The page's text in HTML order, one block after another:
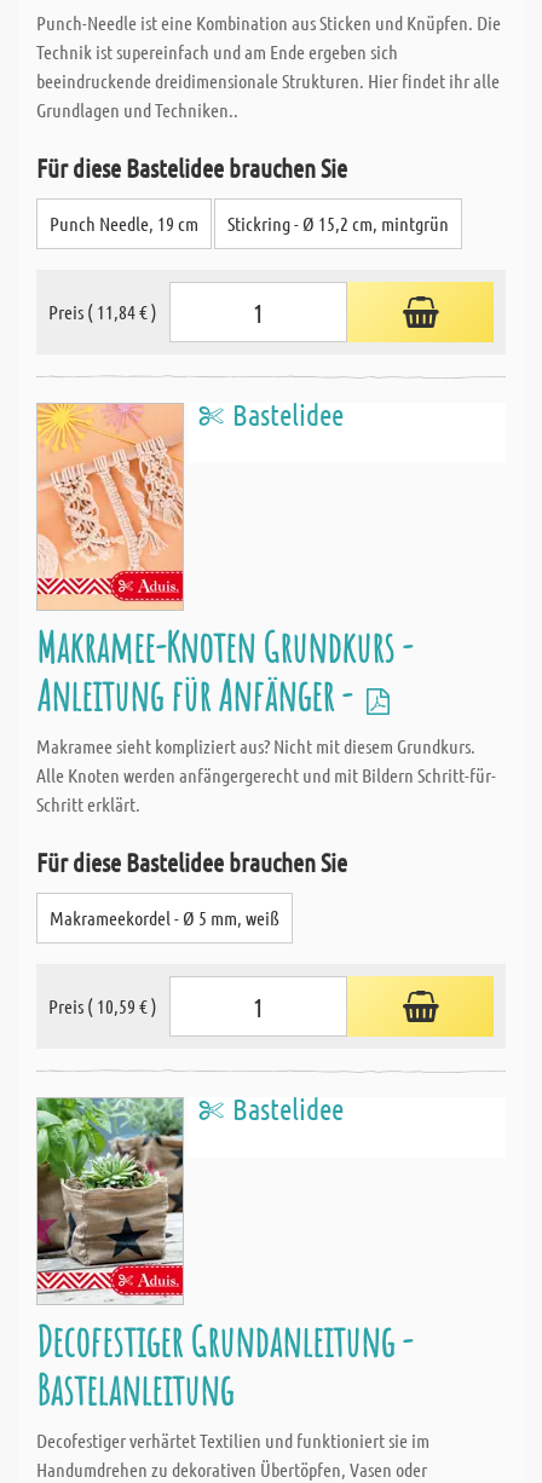
Punch-Needle ist eine Kombination aus Sticken und Knüpfen. Die
Technik ist supereinfach und am Ende ergeben sich
beeindruckende dreidimensionale Strukturen. Hier findet ihr alle
Grundlagen und Techniken..
Für diese Bastelidee brauchen Sie
Punch Needle, 19 cm Stickring - Ø 15,2 cm, mintgrün
Preis ( 11,84 € )
Bastelidee
Makramee-Knoten Grundkurs -
Anleitung für Anfänger -
Makramee sieht kompliziert aus? Nicht mit diesem Grundkurs.
Alle Knoten werden anfängergerecht und mit Bildern Schritt-für-
Schritt erklärt.
Für diese Bastelidee brauchen Sie
Makrameekordel - Ø 5 mm, weiß
Preis ( 10,59 € )
Bastelidee
Decofestiger Grundanleitung -
Bastelanleitung
Decofestiger verhärtet Textilien und funktioniert sie im
Handumdrehen zu dekorativen Übertöpfen, Vasen oder